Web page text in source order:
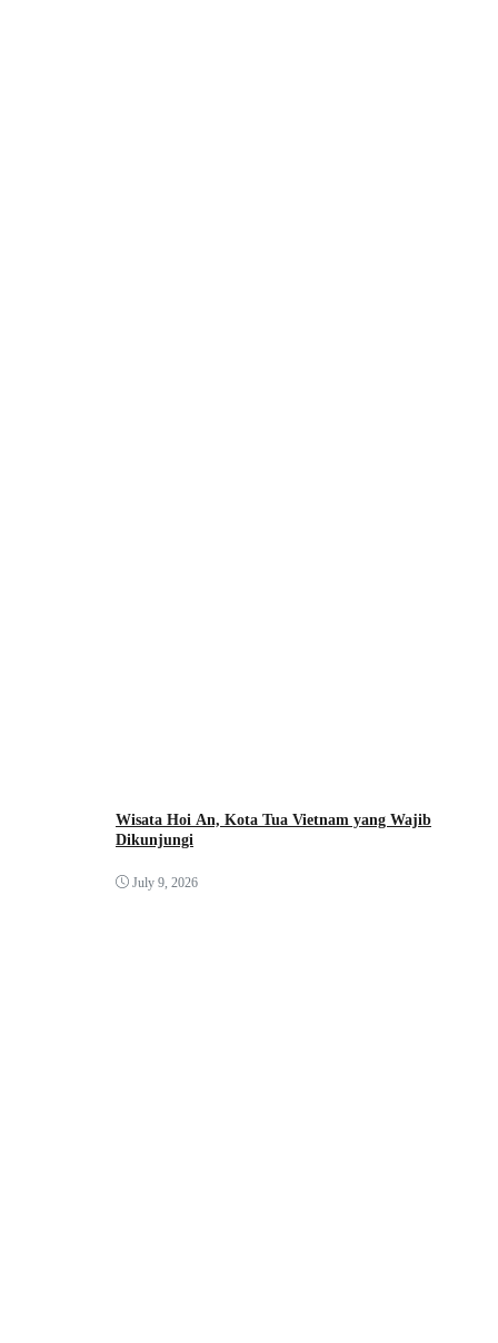
Wisata Hoi An, Kota Tua Vietnam yang Wajib
Dikunjungi
July 9, 2026